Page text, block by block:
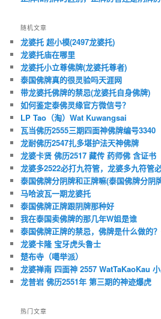
随机文章
龙婆托 超小模(2497龙婆托)
龙婆托庙在哪里
龙婆托小立尊佛牌(龙婆托尊者)
泰国佛牌真的很灵验吗天涯网
带龙婆托佛牌的禁忌(龙婆托自身佛牌)
如何鉴定泰佛灵缘官方微信号？
LP Tao（淘）Wat Kuwangsai
瓦当佛历2555三期四面神佛牌编号3340
龙耐佛历2547扎多堪护法天神佛牌
龙婆卡贤 佛历2517 藏传 药师佛 含证书
龙婆多2522必打九符管，龙婆多九符管
泰国佛牌分阴牌和正牌嘛(泰国佛牌分阴
马哈波瓦一期龙婆托
泰国佛牌正牌跟阴牌那种好
我在泰国卖佛牌的那几年W姐是谁
泰国佛牌正牌的禁忌，佛牌是什么做的
龙婆卡隆 宝牙虎头鲁士
楚布寺（噶举派）
龙婆禅南 四面神 2557 WatTaKaoKau
龙普岩 佛历2551年 第三期的神迹爆虎
热门文章